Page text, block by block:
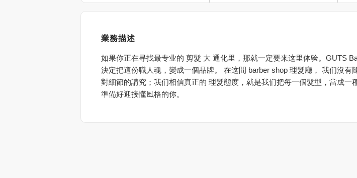
業務描述
如果你正在寻找最专业的 剪髮 大 通化里，那就一定要来这里体验。GUTS
決定把這份職人魂，變成一個品牌。 在这間 barber shop 理髮廳， 我们沒
對細節的講究；我们相信真正的 理髮態度，就是我们把每一個髮型，當成
準備好迎接懂風格的你。